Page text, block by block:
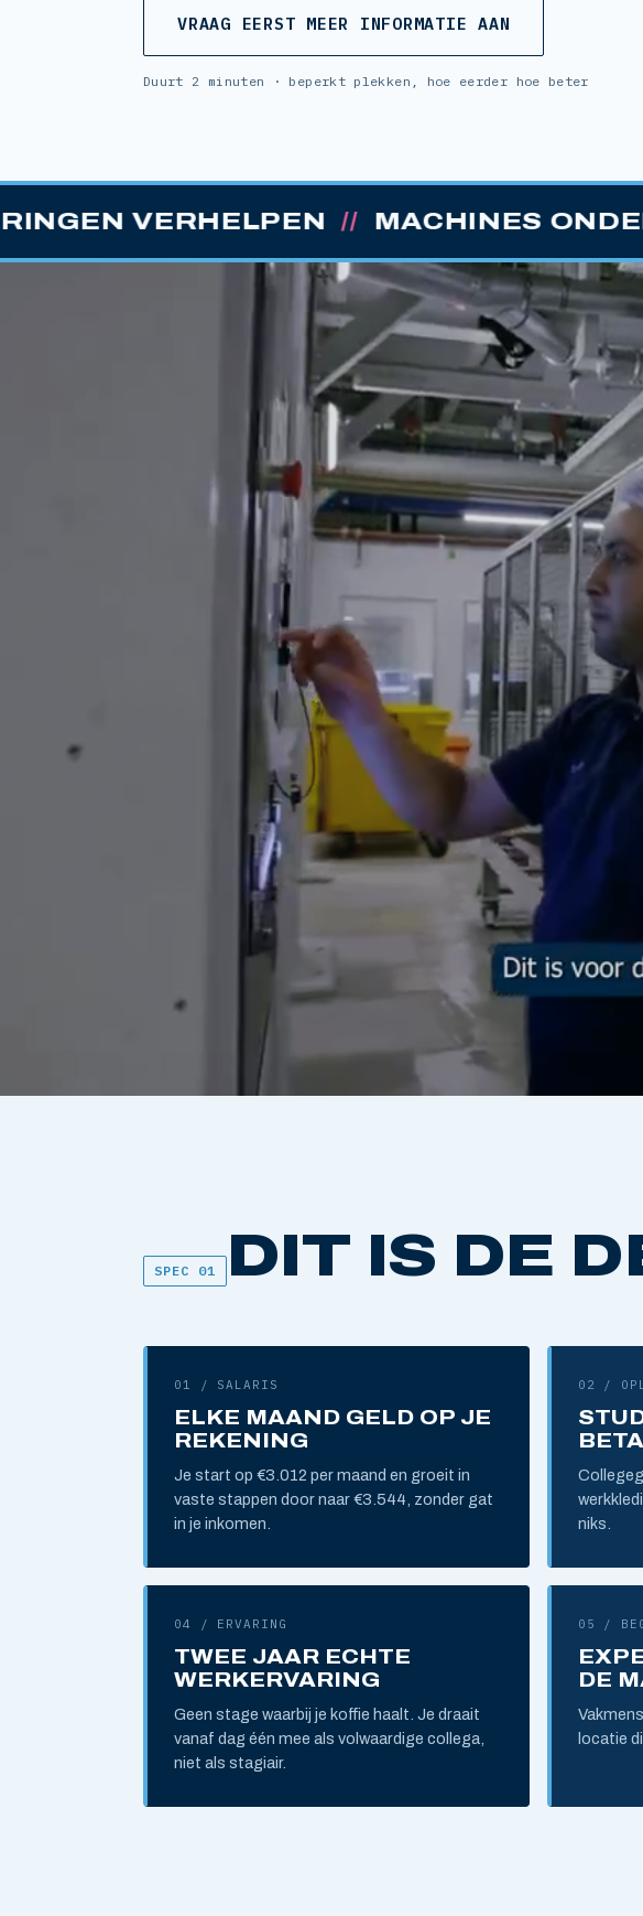
VRAAG EERST MEER INFORMATIE AAN
Duurt 2 minuten · beperkt plekken, hoe eerder hoe beter
// MACHINES ONDERHOUDEN //
BEKIJK DE VIDEO MET GELUID · 49
SPEC 01 DIT IS DE
01 / SALARIS
ELKE MAAND GELD OP JE
REKENING
Je start op €3.012 per maand en groeit in
vaste stappen door naar €3.544, zonder gat
in je inkomen.
02 /
niks.
04 / ERVARING
TWEE JAAR ECHTE
WERKERVARING
Geen stage waarbij je koffie haalt. Je draait
vanaf dag één mee als volwaardige collega,
niet als stagiair.
05 /
DE
locatie